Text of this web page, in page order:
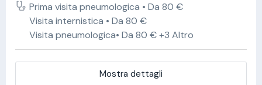
Prima visita pneumologica • Da 80 €
Visita internistica • Da 80 €
Visita pneumologica• Da 80 € +3 Altro
Mostra dettagli